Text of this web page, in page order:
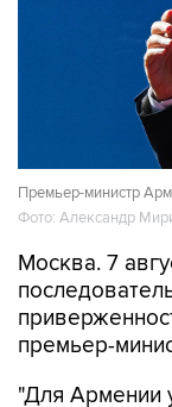
Премьер-министр
Фото: Александр
Москва. 7
премьер-
"Для Армении